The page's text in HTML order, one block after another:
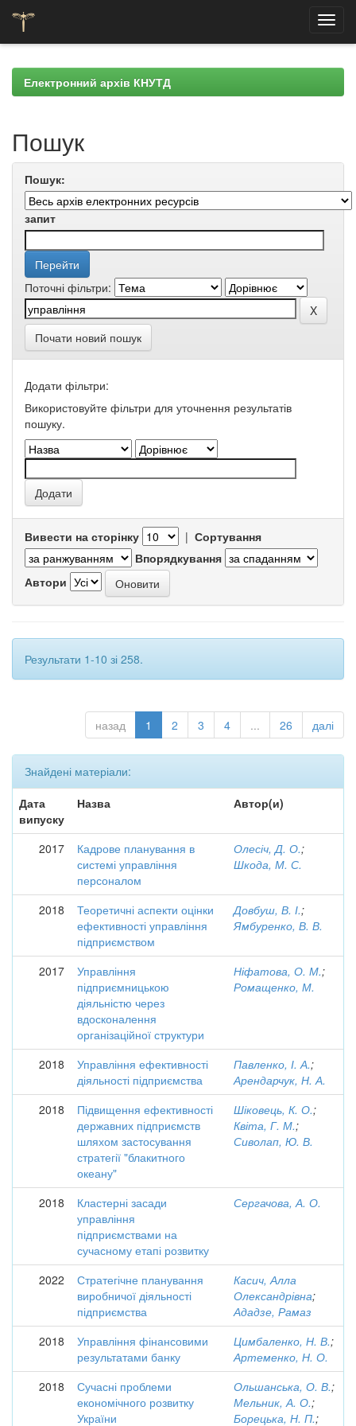
navigationЕлектронний архів КНУТД
Пошук
Пошук:
запит
Поточні фільтри:
Почати новий пошук
Додати фільтри:
Використовуйте фільтри для уточнення результатів
пошуку.
Вивести на сторінку | Сортування
Впорядкування
Автори
Результати 1-10 зі 258.
назад 1 2 3 4 ... 26 далі
Знайдені матеріали:
Дата
випуску
Назва Автор(и)
2017
Кадрове планування в
системі управління
персоналом
Олесіч, Д. О.;
Шкода, М. С.
2018
Теоретичні аспекти оцінки
ефективності управління
підприємством
Довбуш, В. І.;
Ямбуренко, В. В.
2017
Управління
підприємницькою
діяльністю через
вдосконалення
організаційної структури
Ніфатова, О. М.;
Ромащенко, М.
2018
Управління ефективності
діяльності підприємства
Павленко, І. А.;
Арендарчук, Н. А.
2018
Підвищення ефективності
державних підприємств
шляхом застосування
стратегії "блакитного
океану"
Шіковець, К. О.;
Квіта, Г. М.;
Сиволап, Ю. В.
2018
Кластерні засади
управління
підприємствами на
сучасному етапі розвитку
Сергачова, А. О.
2022
Стратегічне планування
виробничої діяльності
підприємства
Касич, Алла
Олександрівна;
Ададзе, Рамаз
2018
Управління фінансовими
результатами банку
Цимбаленко, Н. В.;
Артеменко, Н. О.
2018
Сучасні проблеми
економічного розвитку
України
Ольшанська, О. В.;
Мельник, А. О.;
Борецька, Н. П.;